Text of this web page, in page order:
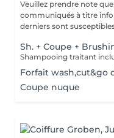
Veuillez prendre note
communiqués à titre
derniers sont
Sh. + Coupe +
Shampooing traitant
Forfait wash,cut&go
Coupe nuque